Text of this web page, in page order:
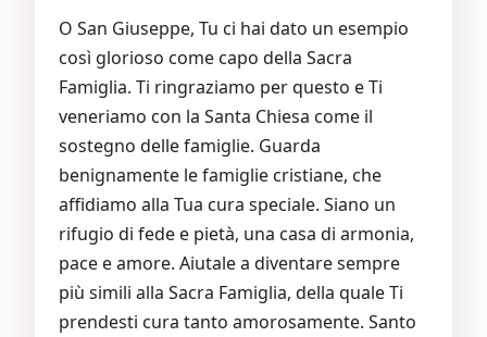
O San Giuseppe, Tu ci hai dato un esempio
così glorioso come capo della Sacra
Famiglia. Ti ringraziamo per questo e Ti
veneriamo con la Santa Chiesa come il
sostegno delle famiglie. Guarda
benignamente le famiglie cristiane, che
affidiamo alla Tua cura speciale. Siano un
rifugio di fede e pietà, una casa di armonia,
pace e amore. Aiutale a diventare sempre
più simili alla Sacra Famiglia, della quale Ti
prendesti cura tanto amorosamente. Santo